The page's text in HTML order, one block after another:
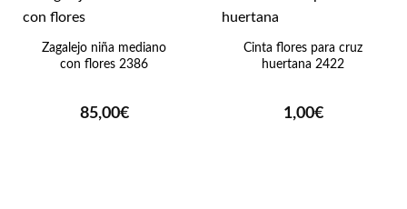
Zagalejo niña mediano
con flores 2386
85,00€
Cinta flores para cruz
huertana 2422
1,00€